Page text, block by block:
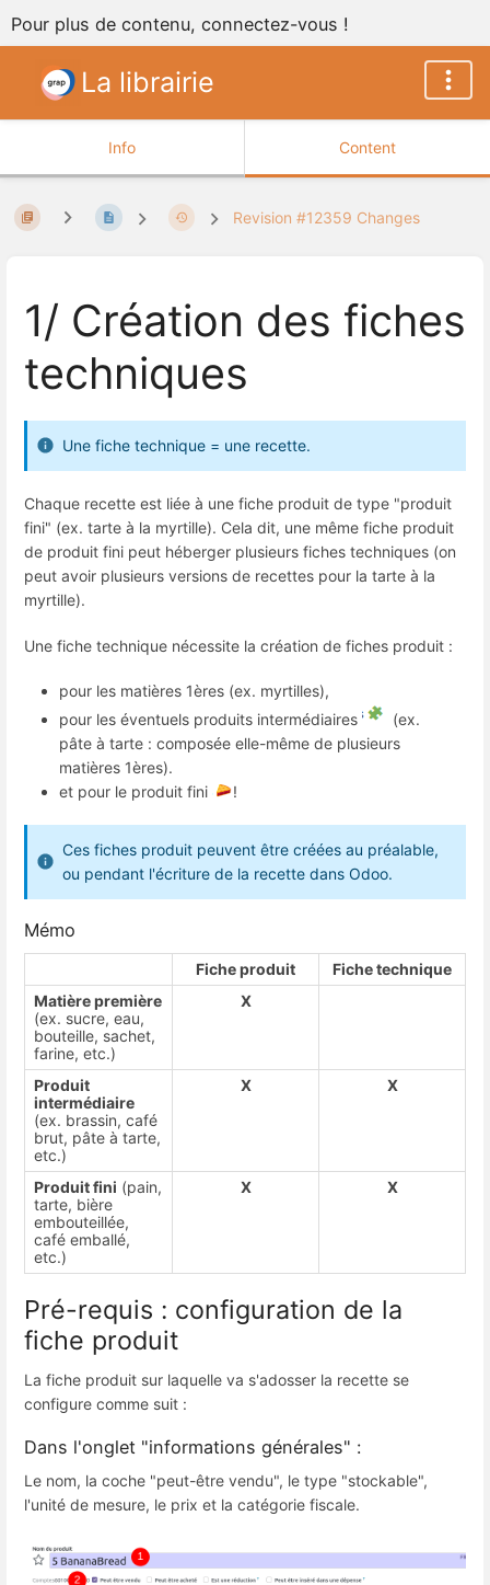
Pour plus de contenu, connectez-vous !
La librairie
Info Content
Revision #12359 Changes
1/ Création des fiches
techniques
Une fiche technique = une recette.
Chaque recette est liée à une fiche produit de type "produit
fini" (ex. tarte à la myrtille). Cela dit, une même fiche produit
de produit fini peut héberger plusieurs fiches techniques (on
peut avoir plusieurs versions de recettes pour la tarte à la
myrtille).
Une fiche technique nécessite la création de fiches produit :
pour les matières 1ères (ex. myrtilles),
pour les éventuels produits intermédiaires
(ex.
pâte à tarte : composée elle-même de plusieurs
matières 1ères).
et pour le produit fini
!
Ces fiches produit peuvent être créées au préalable,
ou pendant l'écriture de la recette dans Odoo.
Mémo
Fiche produit
Fiche technique
Matière première
(ex. sucre, eau,
bouteille, sachet,
farine, etc.)
X
Produit
intermédiaire
(ex. brassin, café
brut, pâte à tarte,
etc.)
X X
Produit fini (pain,
tarte, bière
embouteillée,
café emballé,
etc.)
X X
Pré-requis : configuration de la
fiche produit
La fiche produit sur laquelle va s'adosser la recette se
configure comme suit :
Dans l'onglet "informations générales" :
Le nom, la coche "peut-être vendu", le type "stockable",
l'unité de mesure, le prix et la catégorie fiscale.